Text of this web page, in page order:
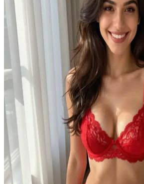
エイミー
おしゃれが大好きな、今どきの女の子。